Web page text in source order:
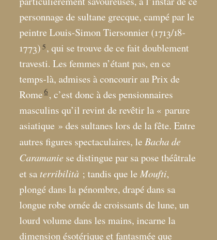
personnage de sultane grecque, campé par le
peintre Louis-Simon Tiersonnier (1713/18-
1773) 5, qui se trouve de ce fait doublement
travesti. Les femmes n’étant pas, en ce
temps-là, admises à concourir au Prix de
Rome6 , c’est donc à des pensionnaires
masculins qu’il revint de revêtir la « parure
asiatique » des sultanes lors de la fête. Entre
autres figures spectaculaires, le Bacha de
Caramanie se distingue par sa pose théâtrale
et sa terribilità ; tandis que le Moufti,
plongé dans la pénombre, drapé dans sa
longue robe ornée de croissants de lune, un
lourd volume dans les mains, incarne la
dimension ésotérique et fantasmée que